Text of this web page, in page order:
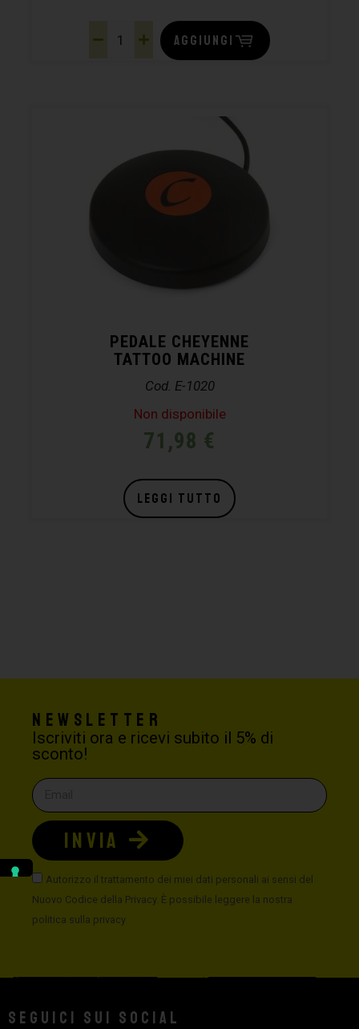
AGGIUNGI
PEDALE CHEYENNE
TATTOO MACHINE
Cod. E-1020
Non disponibile
71,98 €
LEGGI TUTTO
Newsletter
Iscriviti ora e ricevi subito il 5% di
sconto!
Autorizzo il trattamento dei miei dati personali ai sensi del
Nuovo Codice della Privacy. È possibile leggere la nostra
politica sulla privacy
INVIA
Seguici sui social